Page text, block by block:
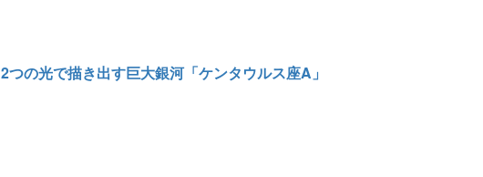
2つの光で描き出す巨大銀河「ケンタウルス座A」